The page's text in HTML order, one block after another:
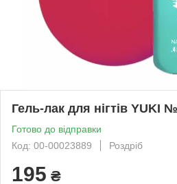
Гель-лак для нігтів YUKI
Готово до відправки
Код: 00-00023889
Роздріб
195 ₴